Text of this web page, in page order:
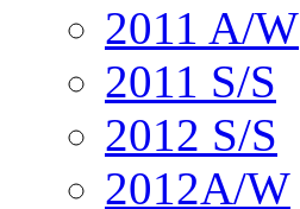
2011 A/W
2011 S/S
2012 S/S
2012A/W